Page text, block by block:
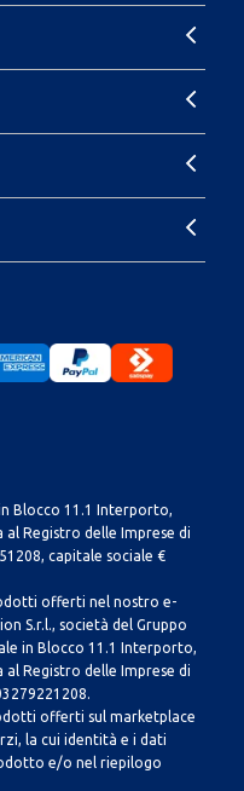
Blocco 11.1 Interporto,
Registro delle Imprese di
capitale sociale €
offerti nel nostro e-
S.r.l., società del Gruppo
in Blocco 11.1 Interporto,
Registro delle Imprese di
offerti sul marketplace
la cui identità e i dati
e/o nel riepilogo